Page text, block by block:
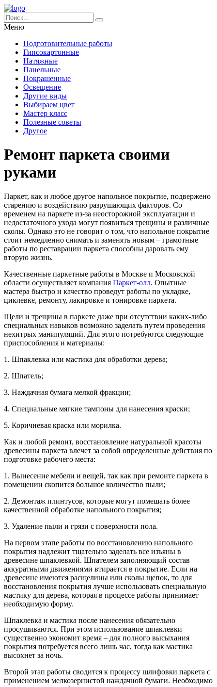
Меню
Подготовительные работы
Гипсокартонные
Натяжные
Панельные
Покрашенные
Освещение
Другие виды
Выбираем цвет
Мастер класс
Полезные советы
Другое
Ремонт паркета своими
руками
Паркет, как и любое другое напольное покрытие, подвержено
старению и воздействию разрушающих факторов. Со
временем на паркете из-за неосторожной эксплуатации и
недостаточного ухода могут появиться трещины и различные
сколы. Однако это не говорит о том, что напольное покрытие
стоит немедленно снимать и заменять новым – грамотные
работы по реставрации паркета способны даровать ему
вторую жизнь.
Качественные паркетные работы в Москве и Московской
области осуществляет компания Паркет-олл. Опытные
мастера быстро и качество проведут работы по укладке,
циклевке, ремонту, лакировке и тонировке паркета.
Щели и трещины в паркете даже при отсутствии каких-либо
специальных навыков возможно заделать путем проведения
нехитрых манипуляций. Для этого потребуются следующие
приспособления и материалы:
1. Шпаклевка или мастика для обработки дерева;
2. Шпатель;
3. Наждачная бумага мелкой фракции;
4. Специальные мягкие тампоны для нанесения краски;
5. Коричневая краска или морилка.
Как и любой ремонт, восстановление натуральной красоты
древесины паркета влечет за собой определенные действия по
подготовке рабочего места:
1. Вынесение мебели и вещей, так как при ремонте паркета в
помещении скопится большое количество пыли;
2. Демонтаж плинтусов, которые могут помешать более
качественной обработке напольного покрытия;
3. Удаление пыли и грязи с поверхности пола.
На первом этапе работы по восстановлению напольного
покрытия надлежит тщательно заделать все изъяны в
древесине шпаклевкой. Шпателем заполняющий состав
аккуратными движениями втирается в покрытие. Если на
древесине имеются расщелины или сколы щепок, то для
восстановления покрытия лучше использовать специальную
мастику для дерева, которая в процессе работы принимает
необходимую форму.
Шпаклевка и мастика после нанесения обязательно
просушиваются. При этом использование шпаклевки
существенно экономит время – для полного высыхания
покрытия потребуется всего лишь час, тогда как мастика
высохнет за ночь.
Второй этап работы сводится к процессу шлифовки паркета с
применением мелкозернистой наждачной бумаги. Необходимо